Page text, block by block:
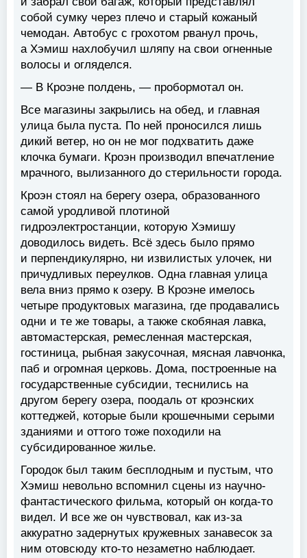
собой сумку через плечо и старый кожаный
чемодан. Автобус с грохотом рванул прочь,
а Хэмиш нахлобучил шляпу на свои огненные
волосы и огляделся.
— В Кроэне полдень, — пробормотал он.
Все магазины закрылись на обед, и главная
улица была пуста. По ней проносился лишь
дикий ветер, но он не мог подхватить даже
клочка бумаги. Кроэн производил впечатление
мрачного, вылизанного до стерильности города.
Кроэн стоял на берегу озера, образованного
самой уродливой плотиной
гидроэлектростанции, которую Хэмишу
доводилось видеть. Всё здесь было прямо
и перпендикулярно, ни извилистых улочек, ни
причудливых переулков. Одна главная улица
вела вниз прямо к озеру. В Кроэне имелось
четыре продуктовых магазина, где продавались
одни и те же товары, а также скобяная лавка,
автомастерская, ремесленная мастерская,
гостиница, рыбная закусочная, мясная лавчонка,
паб и огромная церковь. Дома, построенные на
государственные субсидии, теснились на
другом берегу озера, поодаль от кроэнских
коттеджей, которые были крошечными серыми
зданиями и оттого тоже походили на
субсидированное жилье.
Городок был таким бесплодным и пустым, что
Хэмиш невольно вспомнил сцены из научно-
фантастического фильма, который он когда-то
видел. И все же он чувствовал, как из-за
аккуратно задернутых кружевных занавесок за
ним отовсюду кто-то незаметно наблюдает.